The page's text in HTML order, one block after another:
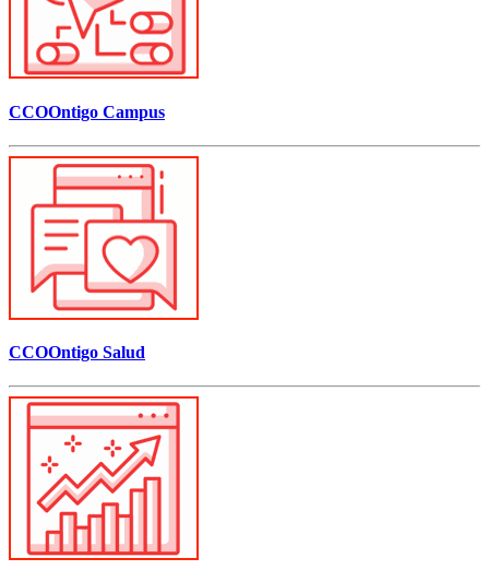
CCOOntigo Campus
CCOOntigo Salud